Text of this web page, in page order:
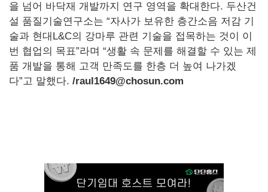
을 넘어 바닥재 개발까지 연구 영역을 확대한다. 두산건
설 품질기술연구소는 “자사가 보유한 층간소음 저감 기
술과 현대L&C의 강마루 관련 기술을 접목하는 것이 이
번 협업의 목표”라며 “생활 속 문제를 해결할 수 있는 제
품 개발을 통해 고객 만족도를 한층 더 높여 나가겠
다”고 말했다. /raul1649@chosun.com